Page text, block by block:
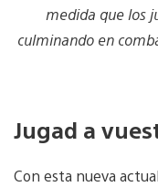
medida que los
culminando en
Jugad a
Con esta nueva